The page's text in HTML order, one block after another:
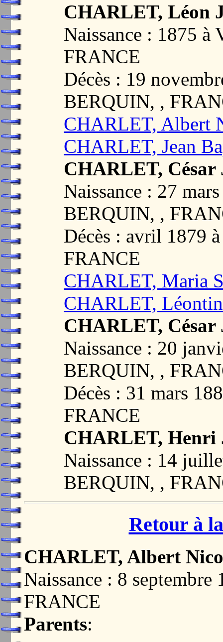
CHARLET, Léon
Naissance : 1875
FRANCE
Décès : 19
BERQUIN, ,
CHARLET, Albert
CHARLET, Jean
CHARLET, César
Naissance : 27
BERQUIN, ,
Décès : avril 1879
FRANCE
CHARLET, Maria
CHARLET,
CHARLET, César
Naissance : 20
BERQUIN, ,
Décès : 31 mars
FRANCE
CHARLET, Henri
Naissance : 14
BERQUIN, ,
Retour à
CHARLET, Albert
Naissance : 8
FRANCE
Parents: